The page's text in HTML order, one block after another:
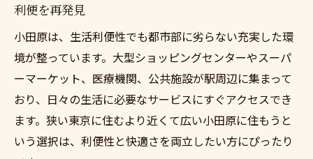
利便を再発見
小田原は、生活利便性でも都市部に劣らない充実した環
境が整っています。大型ショッピングセンターやスーパ
ーマーケット、医療機関、公共施設が駅周辺に集まって
おり、日々の生活に必要なサービスにすぐアクセスでき
ます。狭い東京に住むより近くて広い小田原に住もうと
いう選択は、利便性と快適さを両立したい方にぴったり